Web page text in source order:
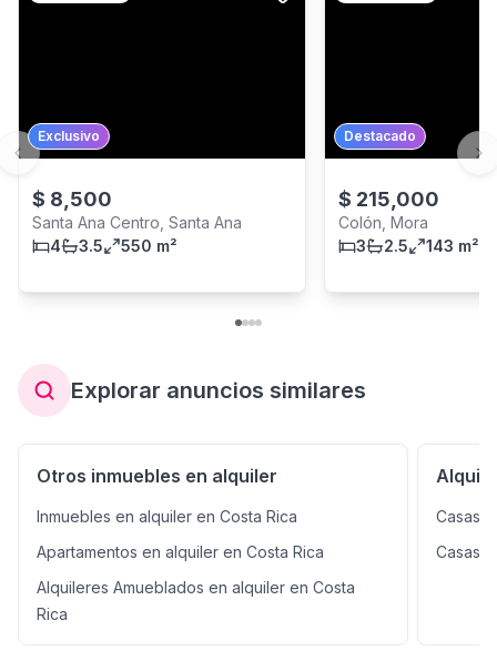
Exclusivo
$ 8,500
Santa Ana Centro, Santa Ana
4
3.5 550 m²
Destacado
$ 215,000
Colón, Mora
3
2.5 143 m²
Previous slide
Explorar anuncios similares
Otros inmuebles en alquiler
Inmuebles en alquiler en Costa Rica
Apartamentos en alquiler en Costa Rica
Alquileres Amueblados en alquiler en Costa
Rica
Casas
Casas